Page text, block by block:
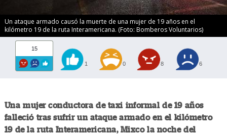
Un ataque armado causó la muerte de una mujer de 19 años en el
kilómetro 19 de la ruta Interamericana. (Foto: Bomberos Voluntarios)
15
1 0 8 6
Una mujer conductora de taxi informal de 19 años
falleció tras sufrir un ataque armado en el kilómetro
19 de la ruta Interamericana, Mixco la noche del